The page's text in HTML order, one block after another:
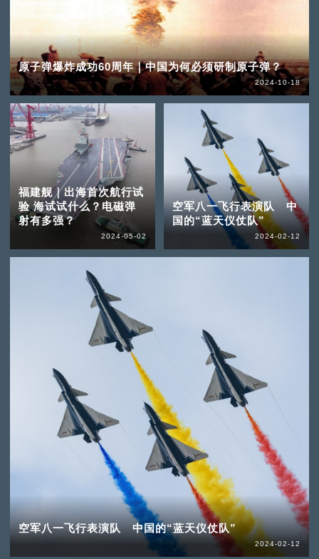
原子弹爆炸成功60周年｜中国为何必须研制原子弹？
2024-10-18
福建舰｜出海首次航行试
验 海试试什么？电磁弹
射有多强？
2024-05-02
空军八一飞行表演队 中
国的“蓝天仪仗队”
2024-02-12
空军八一飞行表演队 中国的“蓝天仪仗队”
2024-02-12